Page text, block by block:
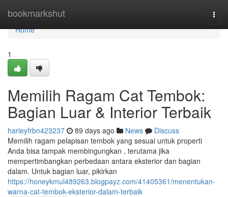
bookmarkshut
Home
Home
1
Memilih Ragam Cat Tembok:
Bagian Luar & Interior Terbaik
harleyfrbn423237 89 days ago News
Discuss
Memilih ragam pelapisan tembok yang sesuai untuk properti
Anda bisa tampak membingungkan , terutama jika
mempertimbangkan perbedaan antara eksterior dan bagian
dalam. Untuk bagian luar, pikirkan
https://honeykmul489263.blogpayz.com/41405361/menentukan-
warna-cat-tembok-eksterior-dalam-terbaik